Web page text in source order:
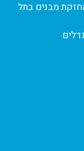
מבנים בתל